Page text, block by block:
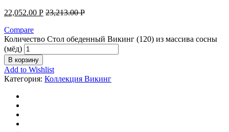
22,052.00 Р 23,213.00Р
Compare
Количество Стол обеденный Викинг (120) из массива сосны
(мёд)
В корзину
Add to Wishlist
Категория: Коллекция Викинг